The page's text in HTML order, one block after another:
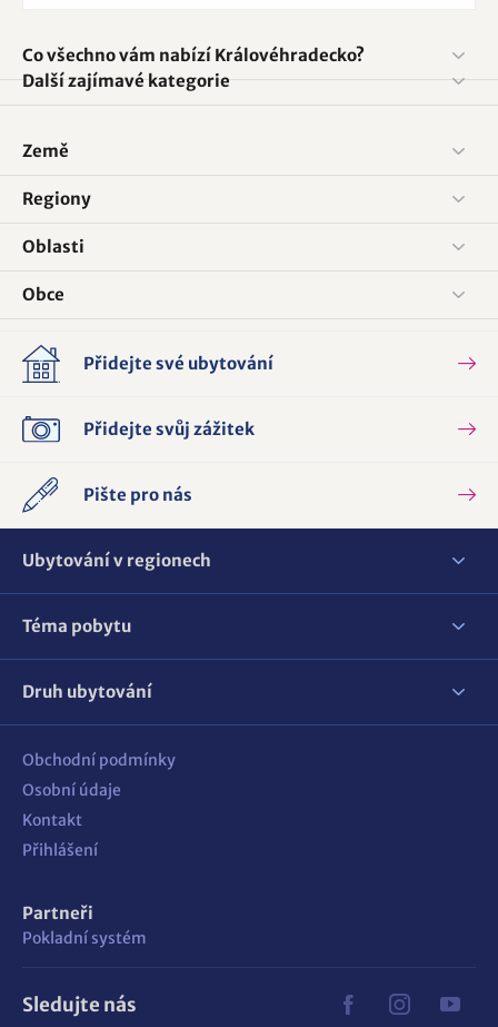
Co všechno vám nabízí Královéhradecko?
Další zajímavé kategorie
Země
Regiony
Oblasti
Obce
Přidejte své ubytování
Přidejte svůj zážitek
Pište pro nás
Ubytování v regionech
Téma pobytu
Druh ubytování
Obchodní podmínky
Osobní údaje
Kontakt
Přihlášení
Partneři
Pokladní systém
Sledujte nás